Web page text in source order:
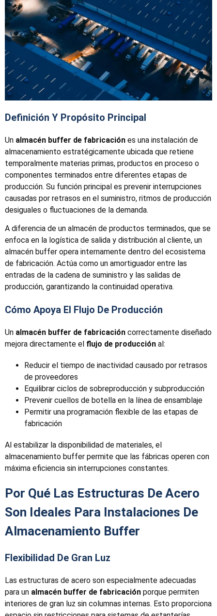
Definición Y Propósito Principal
Un almacén buffer de fabricación es una instalación de
almacenamiento estratégicamente ubicada que retiene
temporalmente materias primas, productos en proceso o
componentes terminados entre diferentes etapas de
producción. Su función principal es prevenir interrupciones
causadas por retrasos en el suministro, ritmos de producción
desiguales o fluctuaciones de la demanda.
A diferencia de un almacén de productos terminados, que se
enfoca en la logística de salida y distribución al cliente, un
almacén buffer opera internamente dentro del ecosistema
de fabricación. Actúa como un amortiguador entre las
entradas de la cadena de suministro y las salidas de
producción, garantizando la continuidad operativa.
Cómo Apoya El Flujo De Producción
Un almacén buffer de fabricación correctamente diseñado
mejora directamente el flujo de producción al:
Reducir el tiempo de inactividad causado por retrasos
de proveedores
Equilibrar ciclos de sobreproducción y subproducción
Prevenir cuellos de botella en la línea de ensamblaje
Permitir una programación flexible de las etapas de
fabricación
Al estabilizar la disponibilidad de materiales, el
almacenamiento buffer permite que las fábricas operen con
máxima eficiencia sin interrupciones constantes.
Por Qué Las Estructuras De Acero
Son Ideales Para Instalaciones De
Almacenamiento Buffer
Flexibilidad De Gran Luz
Las estructuras de acero son especialmente adecuadas
para un almacén buffer de fabricación porque permiten
interiores de gran luz sin columnas internas. Esto proporciona